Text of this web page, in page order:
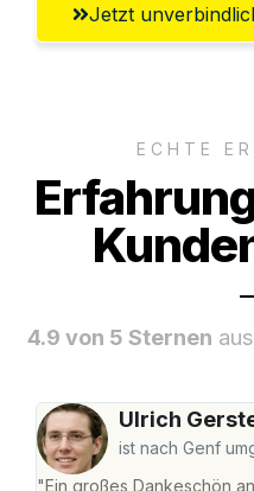
Jetzt
ECHTE
4.9 von 5 Sternen
Ulrich
ist nach Genf
"Ein großes Dankeschön